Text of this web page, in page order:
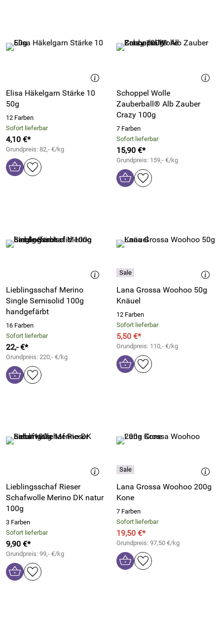
Elisa Häkelgarn Stärke 10
50g
12 Farben
Sofort lieferbar
4,10 €*
Grundpreis: 82,- €/kg
Schoppel Wolle
Zauberball® Alb Zauber
Crazy 100g
7 Farben
Sofort lieferbar
15,90 €*
Grundpreis: 159,- €/kg
Lieblingsschaf Merino
Single Semisolid 100g
handgefärbt
16 Farben
Sofort lieferbar
22,- €*
Grundpreis: 220,- €/kg
Lana Grossa Woohoo 50g
Knäuel
12 Farben
Sofort lieferbar
5,50 €*
Grundpreis: 110,- €/kg
Lieblingsschaf Rieser
Schafwolle Merino DK natur
100g
3 Farben
Sofort lieferbar
9,90 €*
Grundpreis: 99,- €/kg
Lana Grossa Woohoo 200g
Kone
7 Farben
Sofort lieferbar
19,50 €*
Grundpreis: 97,50 €/kg